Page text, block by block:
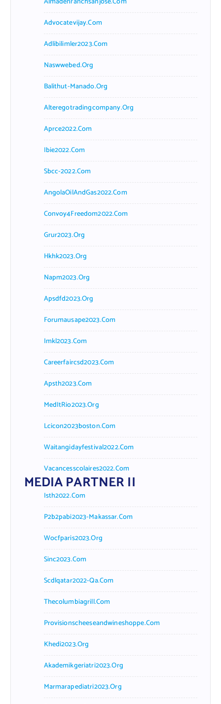
Advocatevijay.com
Adlibilimler2023.com
Naswwebed.org
Balithut-Manado.org
Alteregotradingcompany.org
Aprce2022.com
Ibie2022.com
Sbcc-2022.com
AngolaOilAndGas2022.com
Convoy4Freedom2022.com
Grur2023.org
Hkhk2023.org
Napm2023.org
Apsdfd2023.org
Forumausape2023.com
Imkl2023.com
Careerfaircsd2023.com
Apsth2023.com
MedItRio2023.org
Lcicon2023boston.com
Waitangidayfestival2022.com
Vacancesscolaires2022.com
MEDIA PARTNER II
Isth2022.com
P2b2pabi2023-Makassar.com
Wocfparis2023.org
Sinc2023.com
Scdlqatar2022-Qa.com
Thecolumbiagrill.com
Provisionscheeseandwineshoppe.com
Khedi2023.org
Akademikgeriatri2023.org
Marmarapediatri2023.org